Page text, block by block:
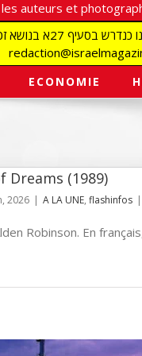
auteurs et
אנו עושים הכל כדי לזהות סופרים וצלמים על מנת
ECONOMIE
Dreams (1989)
2026 | A LA UNE, flashinfos |
Robinson. En